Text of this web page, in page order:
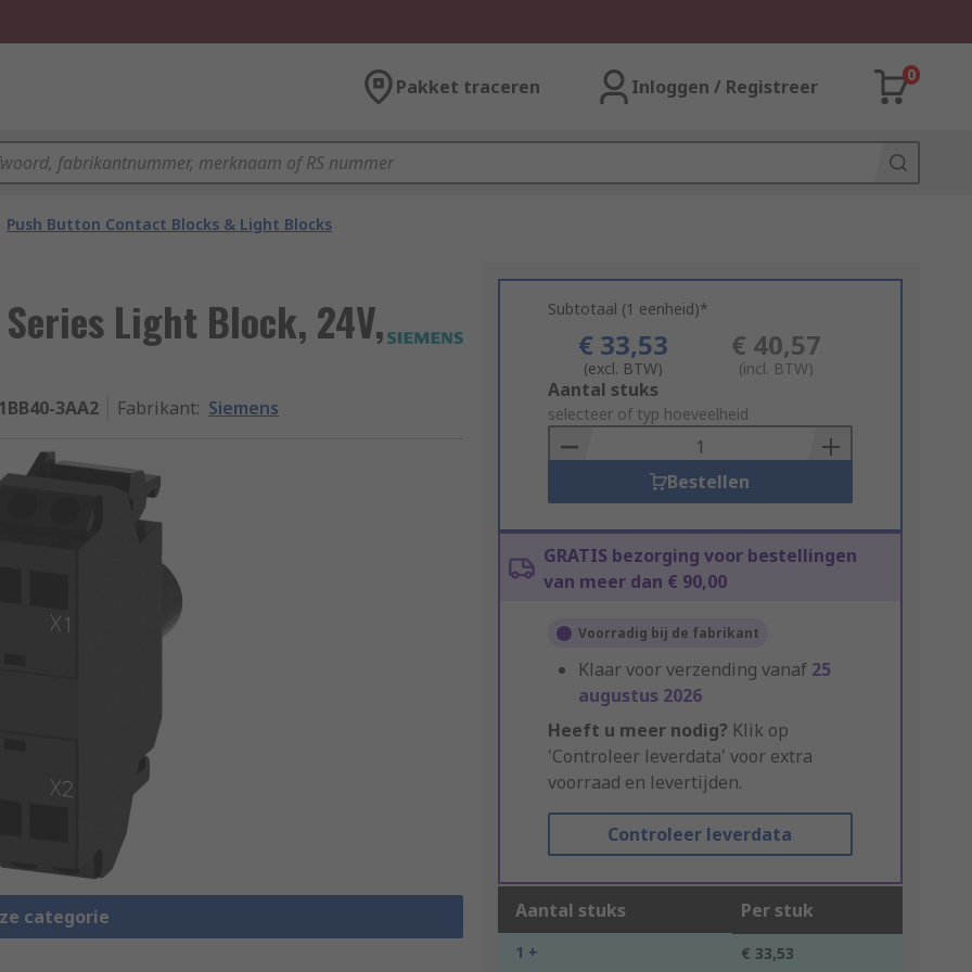
Pakket traceren Inloggen / Registreer
0
Push Button Contact Blocks & Light Blocks
Series Light Block, 24V,
3AA2 Fabrikant: Siemens
categorie
Subtotaal (1 eenheid)*
€ 33,53
(excl. BTW)
€ 40,57
(incl. BTW)
Add
to
Basket
Aantal stuks
selecteer of typ hoeveelheid
Bestellen
GRATIS bezorging voor bestellingen
van meer dan € 90,00
Voorradig bij de fabrikant
Klaar voor verzending vanaf 25
augustus 2026
Heeft u meer nodig? Klik op
'Controleer leverdata' voor extra
voorraad en levertijden.
Controleer leverdata
Aantal stuks Per stuk
1 + € 33,53